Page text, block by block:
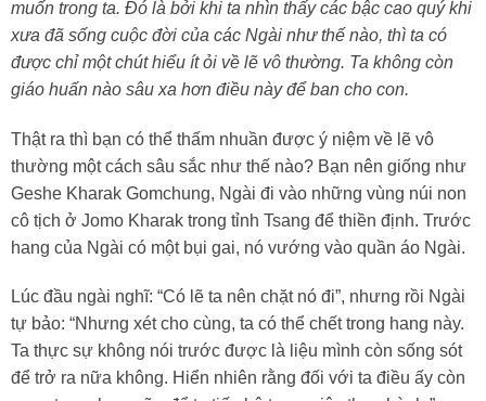
muốn trong ta. Đó là bởi khi ta nhìn thấy các bậc cao quý khi
xưa đã sống cuộc đời của các Ngài như thế nào, thì ta có
được chỉ một chút hiểu ít ỏi về lẽ vô thường. Ta không còn
giáo huấn nào sâu xa hơn điều này để ban cho con.
Thật ra thì bạn có thể thấm nhuần được ý niệm về lẽ vô
thường một cách sâu sắc như thế nào? Bạn nên giống như
Geshe Kharak Gomchung, Ngài đi vào những vùng núi non
cô tịch ở Jomo Kharak trong tỉnh Tsang để thiền định. Trước
hang của Ngài có một bụi gai, nó vướng vào quần áo Ngài.
Lúc đầu ngài nghĩ: “Có lẽ ta nên chặt nó đi”, nhưng rồi Ngài
tự bảo: “Nhưng xét cho cùng, ta có thể chết trong hang này.
Ta thực sự không nói trước được là liệu mình còn sống sót
để trở ra nữa không. Hiển nhiên rằng đối với ta điều ấy còn